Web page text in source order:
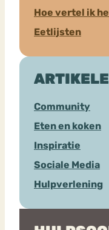
Hoe vertel ik
Eetlijsten
Community
Eten en koken
Inspiratie
Sociale Media
Hulpverlening